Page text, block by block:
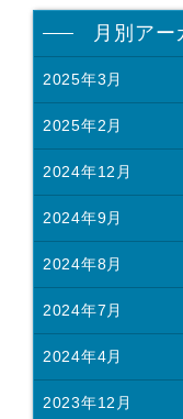
月別アー
2025年3月
2025年2月
2024年12月
2024年9月
2024年8月
2024年7月
2024年4月
2023年12月